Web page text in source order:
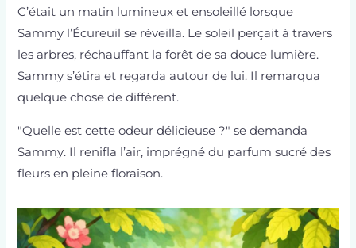
C’était un matin lumineux et ensoleillé lorsque
Sammy l’Écureuil se réveilla. Le soleil perçait à travers
les arbres, réchauffant la forêt de sa douce lumière.
Sammy s’étira et regarda autour de lui. Il remarqua
quelque chose de différent.
"Quelle est cette odeur délicieuse ?" se demanda
Sammy. Il renifla l’air, imprégné du parfum sucré des
fleurs en pleine floraison.